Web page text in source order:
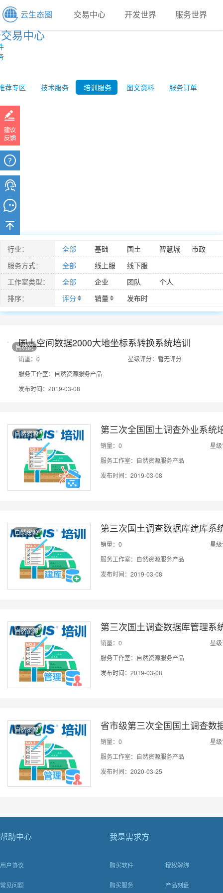
云生态圈 交易中心 开发世界 服务世界
易中心
荐专区 技术服务 培训服务 图文资料 服务订单
行业： 全部 基础 国土
智慧城
市政
服务方式：
全部
线上服
线下服
工作室类型： 全部 企业 团队
个人
排序：
评分 销量
发布时
间
自然资
源
国土空间数据2000大地坐标系转换系统培训
销量：0
星级评分：暂无评分
服务工作室：自然资源服务产品
发布时间：2019-03-08
自然资源 第三次全国国土调查外业系统
销量：0
星
服务工作室：自然资源服务产品
发布时间：2019-03-08
自然资源 第三次国土调查数据库建库系
销量：0
星
服务工作室：自然资源服务产品
发布时间：2019-03-08
自然资源 第三次国土调查数据库管理系
销量：0
星
服务工作室：自然资源服务产品
发布时间：2019-03-08
自然资源 省市级第三次全国国土调查数
销量：0
星
服务工作室：自然资源服务产品
发布时间：2020-03-25
帮助中心
用户协议
常见问题
我是需求方
购买软件
购买服务
授权解绑
产品刻盘